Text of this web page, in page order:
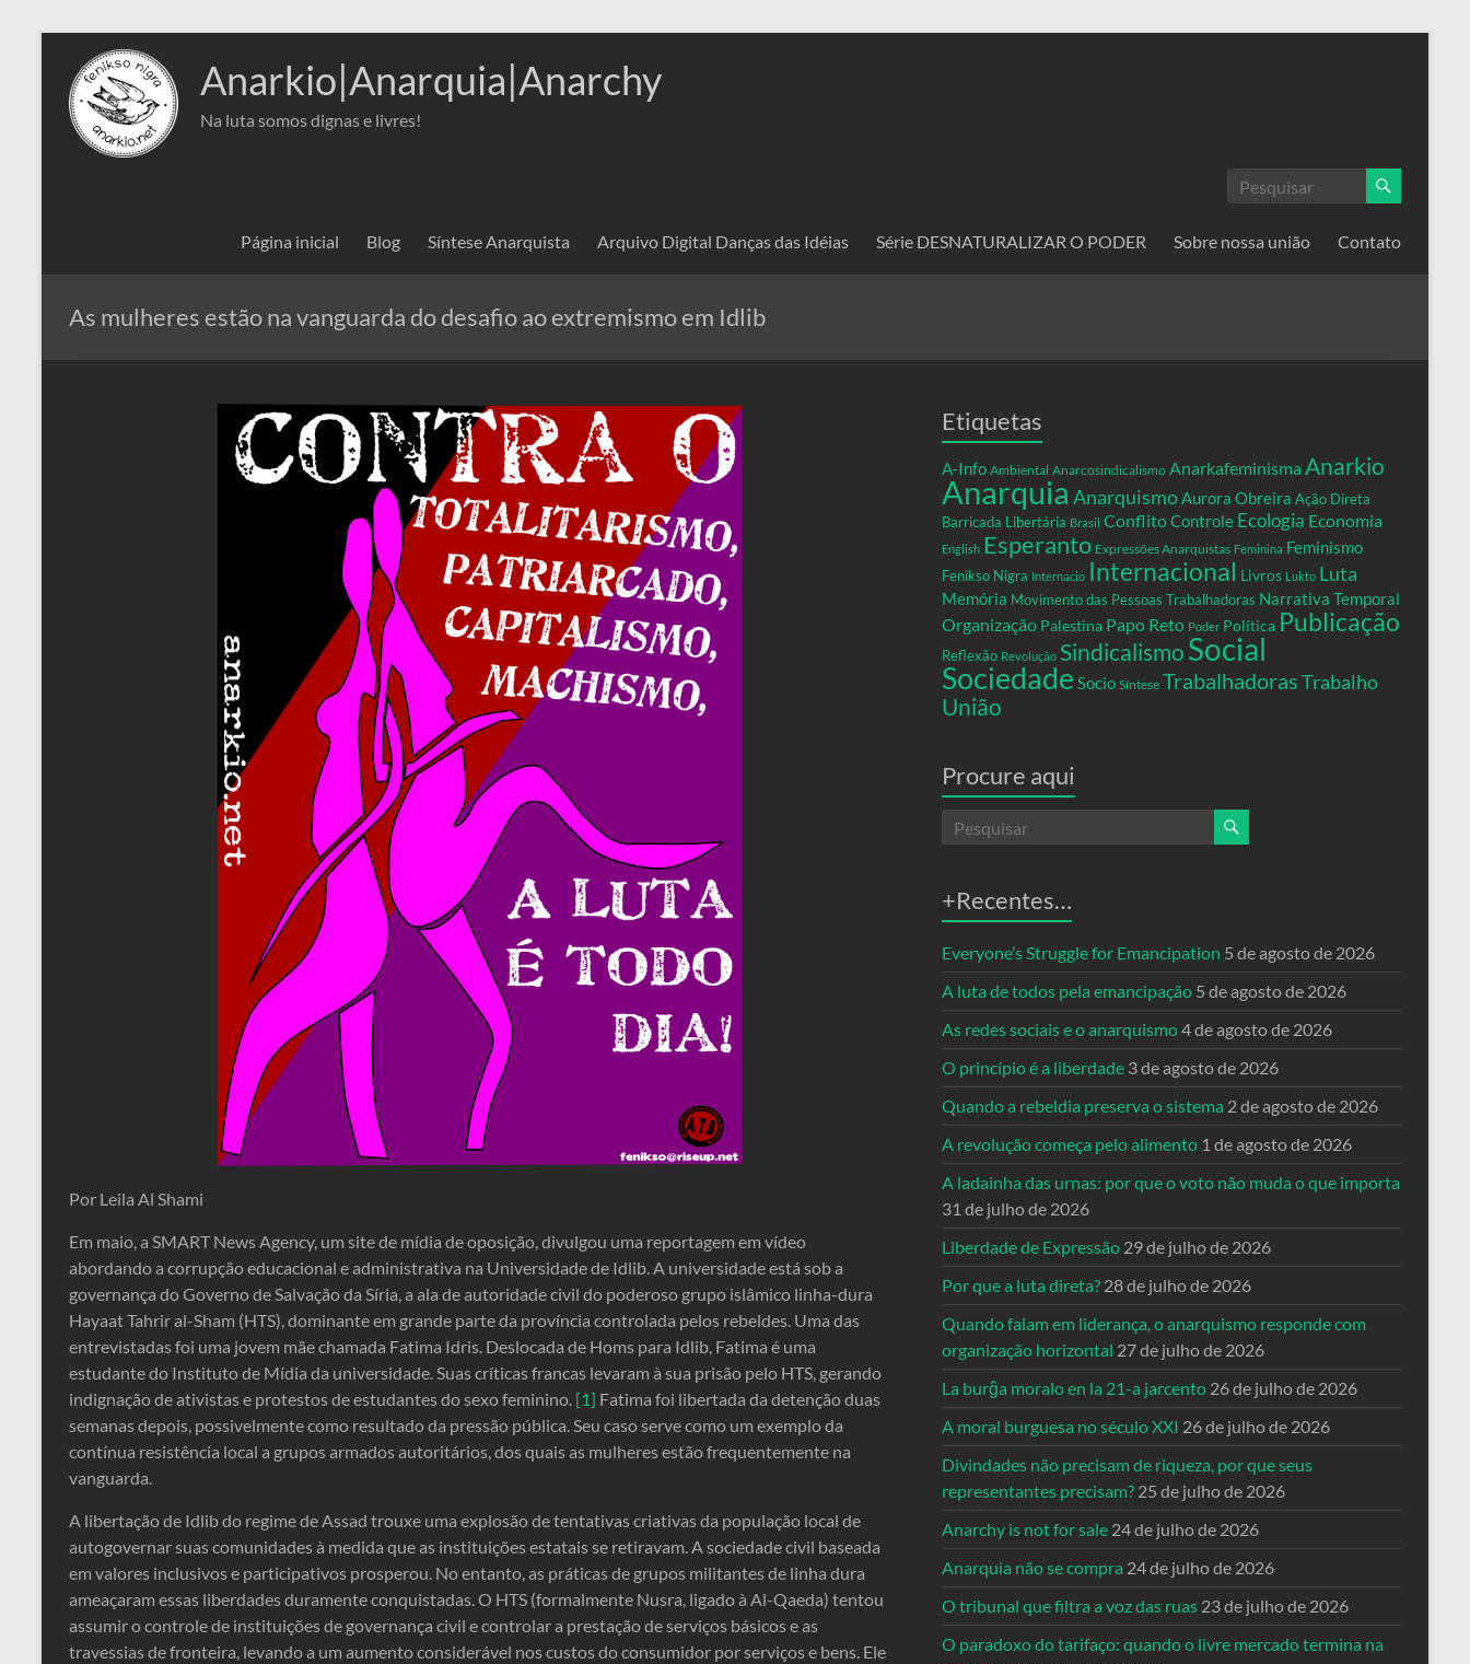
conteúdo
Anarkio|Anarquia|Anarchy
Na luta somos dignas e livres!
Página inicial Blog Síntese Anarquista Arquivo Digital Danças das Idéias Série DESNATURALIZAR O PODER Sobre nossa união Contato
As mulheres estão na vanguarda do desafio ao extremismo em Idlib
Por Leila Al Shami
Em maio, a SMART News Agency, um site de mídia de oposição, divulgou uma reportagem em vídeo
abordando a corrupção educacional e administrativa na Universidade de Idlib. A universidade está sob a
governança do Governo de Salvação da Síria, a ala de autoridade civil do poderoso grupo islâmico linha-dura
Hayaat Tahrir al-Sham (HTS), dominante em grande parte da província controlada pelos rebeldes. Uma das
entrevistadas foi uma jovem mãe chamada Fatima Idris. Deslocada de Homs para Idlib, Fatima é uma
estudante do Instituto de Mídia da universidade. Suas críticas francas levaram à sua prisão pelo HTS, gerando
indignação de ativistas e protestos de estudantes do sexo feminino. [1] Fatima foi libertada da detenção duas
semanas depois, possivelmente como resultado da pressão pública. Seu caso serve como um exemplo da
contínua resistência local a grupos armados autoritários, dos quais as mulheres estão frequentemente na
vanguarda.
A libertação de Idlib do regime de Assad trouxe uma explosão de tentativas criativas da população local de
autogovernar suas comunidades à medida que as instituições estatais se retiravam. A sociedade civil baseada
em valores inclusivos e participativos prosperou. No entanto, as práticas de grupos militantes de linha dura
ameaçaram essas liberdades duramente conquistadas. O HTS (formalmente Nusra, ligado à Al-Qaeda) tentou
assumir o controle de instituições de governança civil e controlar a prestação de serviços básicos e as
travessias de fronteira, levando a um aumento considerável nos custos do consumidor por serviços e bens. Ele
Etiquetas
A-Info Ambiental Anarcosindicalismo Anarkafeminisma Anarkio
Anarquia AnarquismoAurora Obreira Ação Direta
Barricada Libertária Brasil ConflitoControle Ecologia Economia
English Esperanto Expressões Anarquistas Feminina Feminismo
Fenikso Nigra Internacio Internacional Livros Lukto Luta
Memória Movimento das Pessoas Trabalhadoras Narrativa Temporal
Organização Palestina Papo Reto Poder Política Publicação
Reflexão Revolução Sindicalismo Social
Sociedade Socio Síntese TrabalhadorasTrabalho
União
Procure aqui
+Recentes…
Everyone’s Struggle for Emancipation 5 de agosto de 2026
A luta de todos pela emancipação 5 de agosto de 2026
As redes sociais e o anarquismo4 de agosto de 2026
O princípio é a liberdade 3 de agosto de 2026
Quando a rebeldia preserva o sistema 2 de agosto de 2026
A revolução começa pelo alimento 1 de agosto de 2026
A ladainha das urnas: por que o voto não muda o que importa
31 de julho de 2026
Liberdade de Expressão 29 de julho de 2026
Por que a luta direta? 28 de julho de 2026
Quando falam em liderança, o anarquismo responde com
organização horizontal 27 de julho de 2026
La burĝa moralo en la 21-a jarcento 26 de julho de 2026
A moral burguesa no século XXI 26 de julho de 2026
Divindades não precisam de riqueza, por que seus
representantes precisam? 25 de julho de 2026
Anarchy is not for sale 24 de julho de 2026
Anarquia não se compra 24 de julho de 2026
O tribunal que filtra a voz das ruas 23 de julho de 2026
O paradoxo do tarifaço: quando o livre mercado termina na